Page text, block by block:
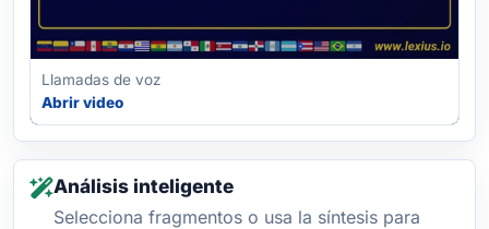
Llamadas de voz
Abrir video
Análisis inteligente
Selecciona fragmentos o usa la síntesis para